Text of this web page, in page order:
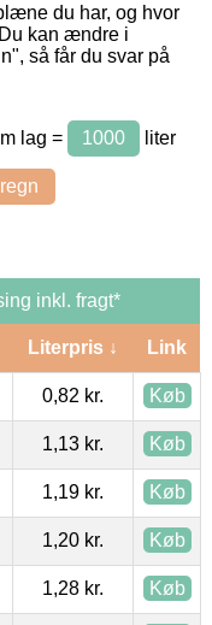
du har, og hvor
kan ændre i
så får du svar på
lag = liter
inkl. fragt*
Literpris ↓ Link
0,82 kr. Køb
1,13 kr. Køb
1,19 kr. Køb
1,20 kr. Køb
1,28 kr. Køb